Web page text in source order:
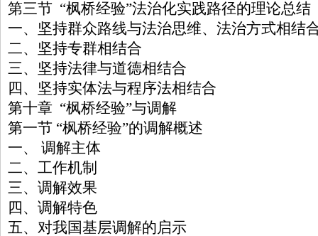
第三节 “枫桥经验”法治化实践路径的理论总结
一、坚持群众路线与法治思维、法治方式相结
二、坚持专群相结合
三、坚持法律与道德相结合
四、坚持实体法与程序法相结合
第十章 “枫桥经验”与调解
第一节 “枫桥经验”的调解概述
一、 调解主体
二、工作机制
三、调解效果
四、调解特色
五、对我国基层调解的启示